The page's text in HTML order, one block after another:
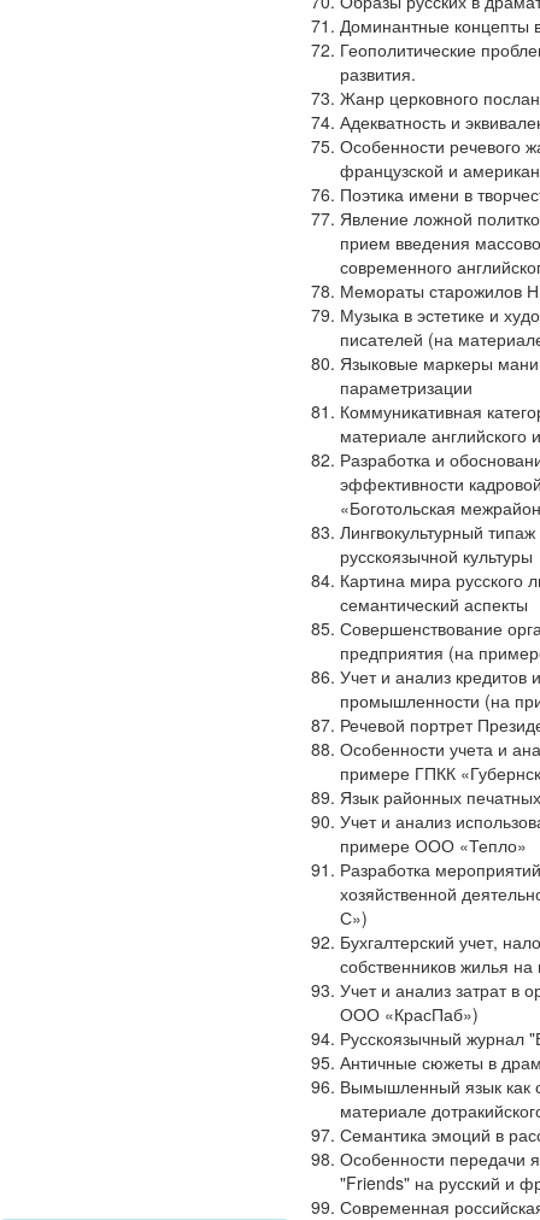
Доминантные концепты
Геополитические
развития.
Жанр церковного
Адекватность и
Особенности речевого
французской и
Поэтика имени в
Явление ложной
прием введения
современного
Мемораты старожилов
Музыка в эстетике и
писателей (на
Языковые маркеры
параметризации
Коммуникативная
материале английского
Разработка и
эффективности
«Боготольская
Лингвокультурный
русскоязычной культуры
Картина мира русского
семантический аспекты
Совершенствование
предприятия (на
Учет и анализ кредитов
промышленности (на
Речевой портрет
Особенности учета и
примере ГПКК
Язык районных
Учет и анализ
примере ООО «Тепло»
Разработка
хозяйственной
С»)
Бухгалтерский учет,
собственников жилья
Учет и анализ затрат в
ООО «КрасПаб»)
Русскоязычный журнал
Античные сюжеты в
Вымышленный язык как
материале
Семантика эмоций в
Особенности передачи
"Friends" на русский и
Современная